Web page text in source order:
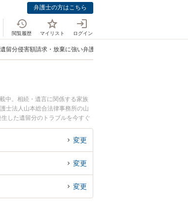
弁護士の方はこちら
閲覧履歴 マイリスト ログイン
留分侵害額請求・放棄に強い弁護士
中。相続・遺言に関係する家族
士法人山本総合法律事務所の山
した遺留分のトラブルを今すぐ
弁護士に相談予約したい』などで
変更
変更
変更